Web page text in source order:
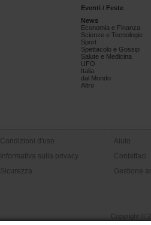
Eventi / Feste
News
Economia e Finanza
Scienze e Tecnologie
Sport
Spettacolo e Gossip
Salute e Medicina
UFO
Italia
dal Mondo
Altro
Condizioni d'uso
Informativa sulla privacy
Sicurezza
Aiuto
Contattaci
Gestione
Copyright ©